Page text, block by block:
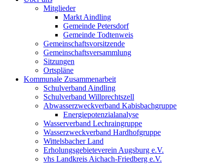
Mitglieder
Markt Aindling
Gemeinde Petersdorf
Gemeinde Todtenweis
Gemeinschaftsvorsitzende
Gemeinschaftsversammlung
Sitzungen
Ortspläne
Kommunale Zusammenarbeit
Schulverband Aindling
Schulverband Willprechtszell
Abwasserzweckverband Kabisbachgruppe
Energiepotenzialanalyse
Wasserverband Lechraingruppe
Wasserzweckverband Hardhofgruppe
Wittelsbacher Land
Erholungsgebieteverein Augsburg e.V.
vhs Landkreis Aichach-Friedberg e.V.